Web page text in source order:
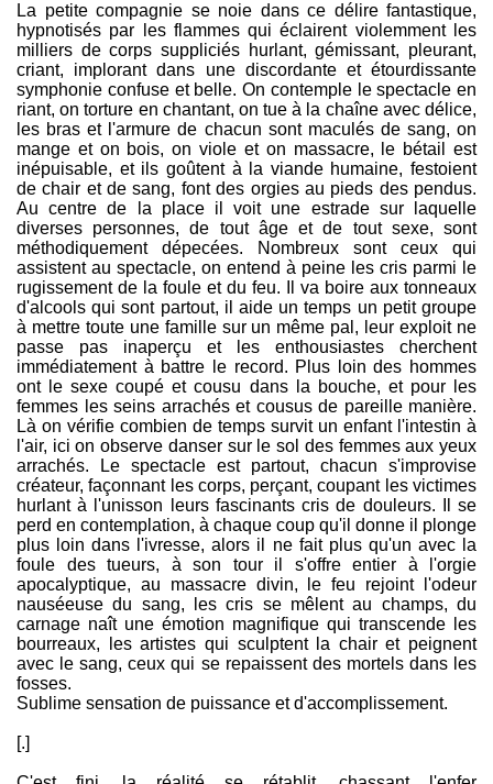
La petite compagnie se noie dans ce délire fantastique,
hypnotisés par les flammes qui éclairent violemment les
milliers de corps suppliciés hurlant, gémissant, pleurant,
criant, implorant dans une discordante et étourdissante
symphonie confuse et belle. On contemple le spectacle en
riant, on torture en chantant, on tue à la chaîne avec délice,
les bras et l'armure de chacun sont maculés de sang, on
mange et on bois, on viole et on massacre, le bétail est
inépuisable, et ils goûtent à la viande humaine, festoient
de chair et de sang, font des orgies au pieds des pendus.
Au centre de la place il voit une estrade sur laquelle
diverses personnes, de tout âge et de tout sexe, sont
méthodiquement dépecées. Nombreux sont ceux qui
assistent au spectacle, on entend à peine les cris parmi le
rugissement de la foule et du feu. Il va boire aux tonneaux
d'alcools qui sont partout, il aide un temps un petit groupe
à mettre toute une famille sur un même pal, leur exploit ne
passe pas inaperçu et les enthousiastes cherchent
immédiatement à battre le record. Plus loin des hommes
ont le sexe coupé et cousu dans la bouche, et pour les
femmes les seins arrachés et cousus de pareille manière.
Là on vérifie combien de temps survit un enfant l'intestin à
l'air, ici on observe danser sur le sol des femmes aux yeux
arrachés. Le spectacle est partout, chacun s'improvise
créateur, façonnant les corps, perçant, coupant les victimes
hurlant à l'unisson leurs fascinants cris de douleurs. Il se
perd en contemplation, à chaque coup qu'il donne il plonge
plus loin dans l'ivresse, alors il ne fait plus qu'un avec la
foule des tueurs, à son tour il s'offre entier à l'orgie
apocalyptique, au massacre divin, le feu rejoint l'odeur
nauséeuse du sang, les cris se mêlent au champs, du
carnage naît une émotion magnifique qui transcende les
bourreaux, les artistes qui sculptent la chair et peignent
avec le sang, ceux qui se repaissent des mortels dans les
fosses.
Sublime sensation de puissance et d'accomplissement.
[.]